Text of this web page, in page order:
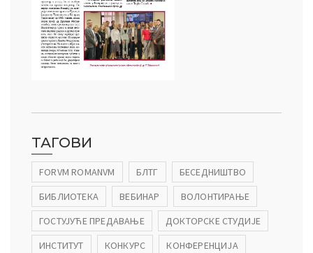
ТАГОВИ
FORVM ROMANVM БЛТГ
БЕСЕДНИШТВО
БИБЛИОТЕКА
ВЕБИНАР
ВОЛОНТИРАЊЕ
ГОСТУЈУЋЕ ПРЕДАВАЊЕ
ДОКТОРСКЕ СТУДИЈЕ
ИНСТИТУТ
КОНКУРС
КОНФЕРЕНЦИЈА